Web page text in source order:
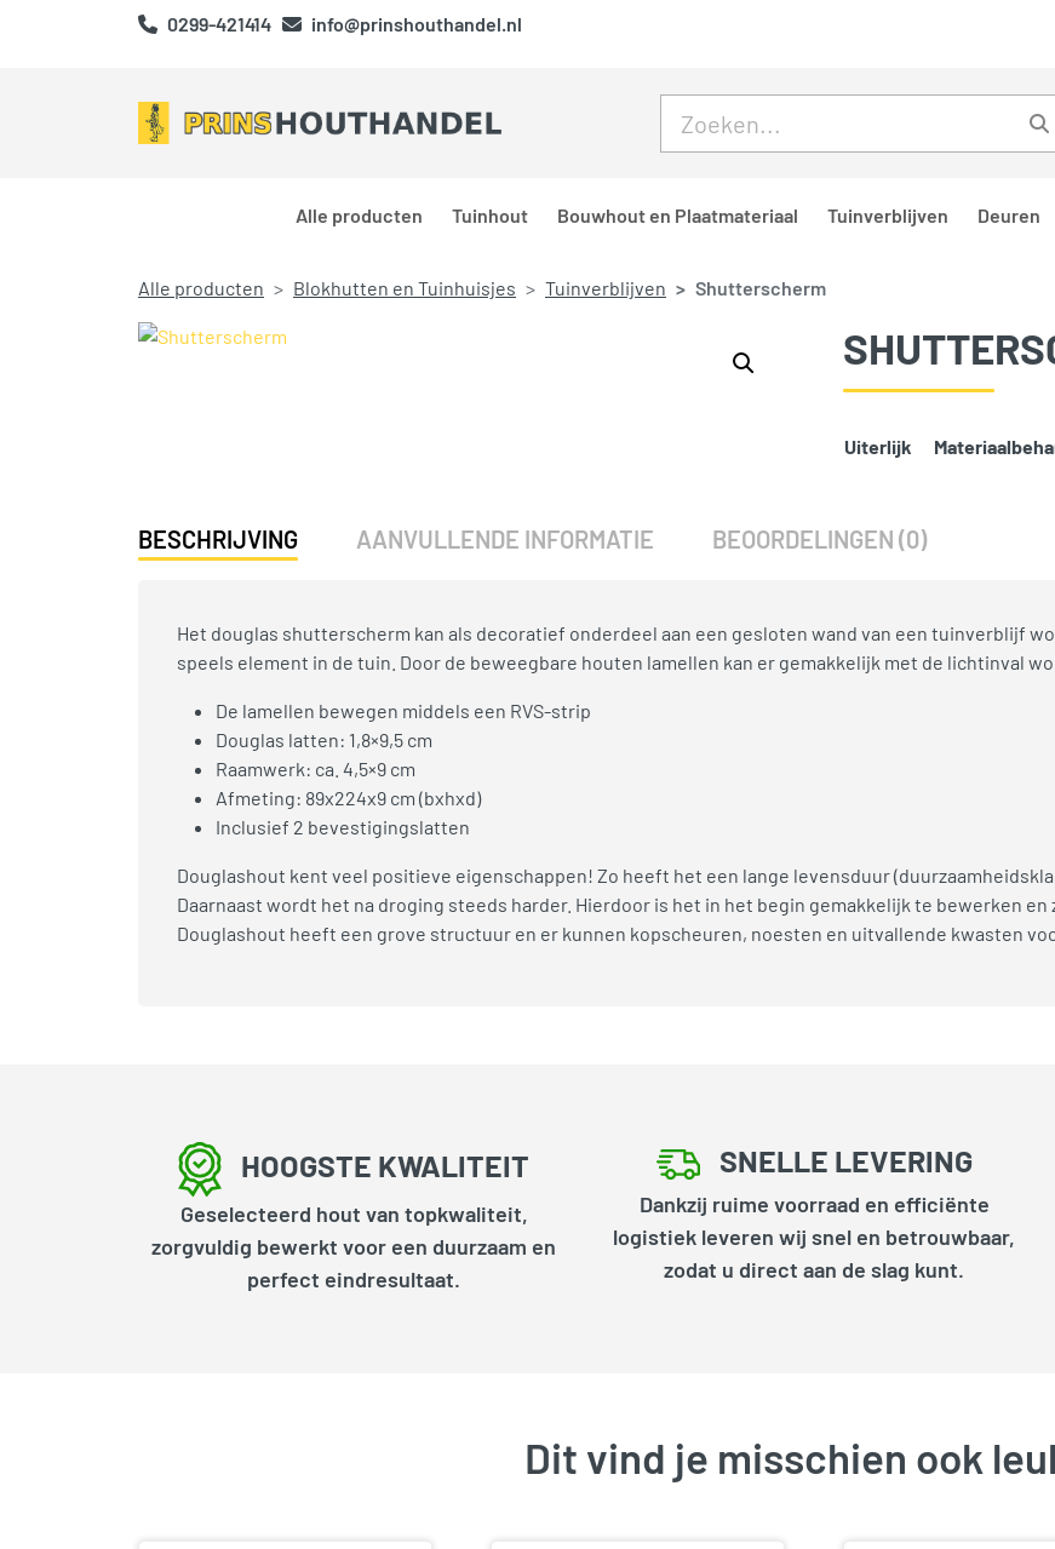
0299-421414 info@prinshouthandel.nl
Alle producten Tuinhout Bouwhout en Plaatmateriaal Tuinverblijven Deuren
Alle producten Blokhutten en Tuinhuisjes Tuinverblijven Shutterscherm
Uiterlijk
BESCHRIJVING AANVULLENDE INFORMATIE BEOORDELINGEN (0)
Het douglas shutterscherm kan als decoratief onderdeel aan een gesloten wand van een tuinverblijf
speels element in de tuin. Door de beweegbare houten lamellen kan er gemakkelijk met de lichtinval
De lamellen bewegen middels een RVS-strip
Douglas latten: 1,8×9,5 cm
Raamwerk: ca. 4,5×9 cm
Afmeting: 89x224x9 cm (bxhxd)
Inclusief 2 bevestigingslatten
Douglashout kent veel positieve eigenschappen! Zo heeft het een lange levensduur
Daarnaast wordt het na droging steeds harder. Hierdoor is het in het begin gemakkelijk te bewerken
Douglashout heeft een grove structuur en er kunnen kopscheuren, noesten en uitvallende kwasten
HOOGSTE KWALITEIT
Geselecteerd hout van topkwaliteit,
zorgvuldig bewerkt voor een duurzaam en
perfect eindresultaat.
SNELLE LEVERING
Dankzij ruime voorraad en efficiënte
logistiek leveren wij snel en betrouwbaar,
zodat u direct aan de slag kunt.
Dit vind je misschien ook